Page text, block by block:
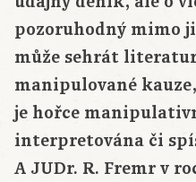
pozoruhodný mimo
může sehrát
manipulované
je hořce
interpretována či
A JUDr. R. Fremr v